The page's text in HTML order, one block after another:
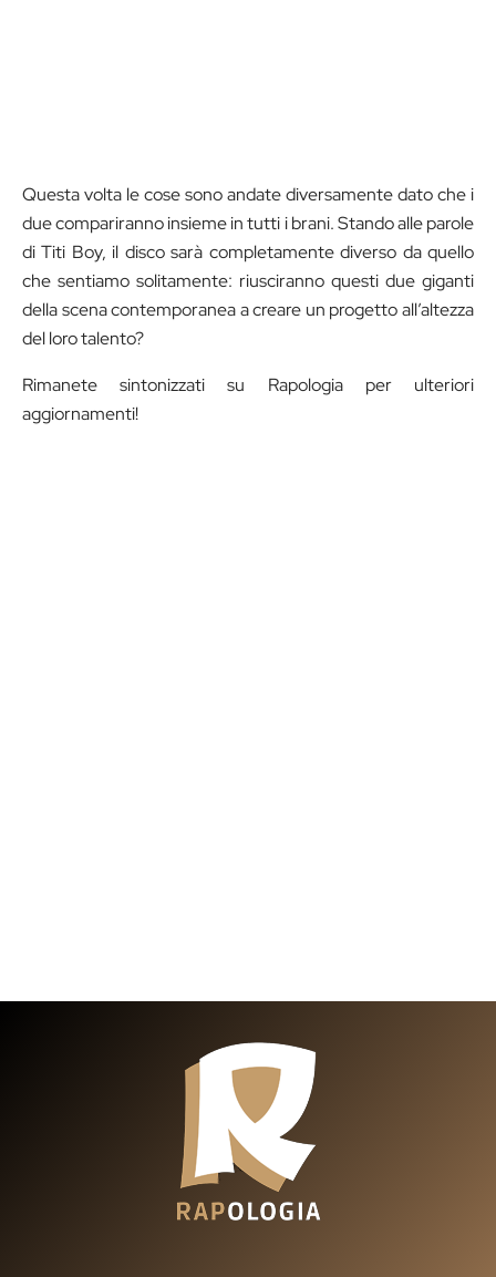
Questa volta le cose sono andate diversamente dato che i
due compariranno insieme in tutti i brani. Stando alle parole
di Titi Boy, il disco sarà completamente diverso da quello
che sentiamo solitamente: riusciranno questi due giganti
della scena contemporanea a creare un progetto all’altezza
del loro talento?
Rimanete sintonizzati su Rapologia per ulteriori
aggiornamenti!